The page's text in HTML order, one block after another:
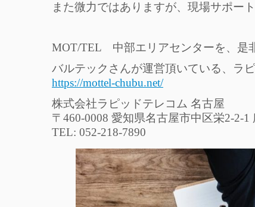
また微力ではありますが、現場サポー
MOT/TEL 中部エリアセンターを、是
バルテックさんが運営頂いている、ラ
https://mottel-chubu.net/
株式会社ラピッドテレコム 名古屋
〒460-0008 愛知県名古屋市中区栄2-2-
TEL: 052-218-7890